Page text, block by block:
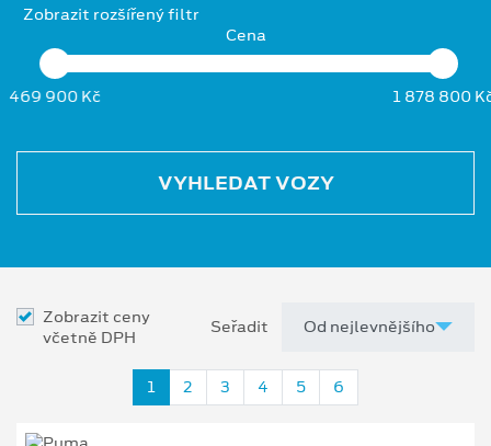
Zobrazit rozšířený filtr
Cena
469 900 Kč 1 878 800
VYHLEDAT VOZY
Zobrazit ceny
včetně DPH
Seřadit
1 2 3 4 5 6